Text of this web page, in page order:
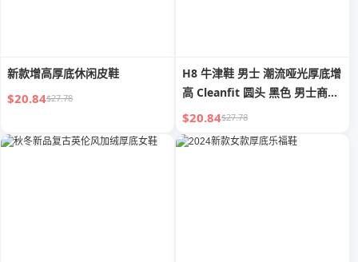
新款增高厚底休闲皮鞋
$20.84$27.78
H8 牛津鞋 男士 潮流哑光厚底增
高 Cleanfit 圆头 黑色 男士商务
正装皮鞋
$20.84$27.78